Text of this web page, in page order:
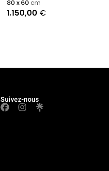
1.150,00 €
80 x 60 cm
Suivez-nous